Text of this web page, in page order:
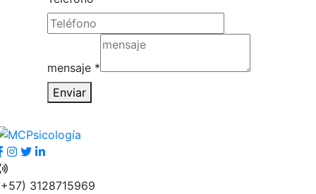
mensaje *
Enviar
3128715969